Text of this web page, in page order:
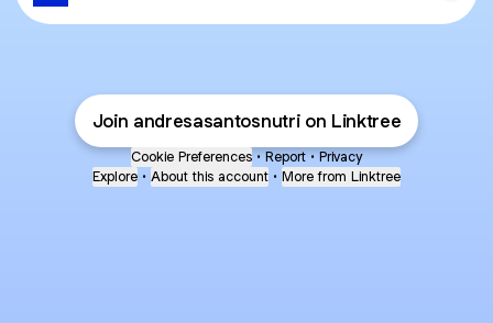
Join andresasantosnutri on Linktree
Cookie Preferences • Report • Privacy
Explore • About this account • More from Linktree